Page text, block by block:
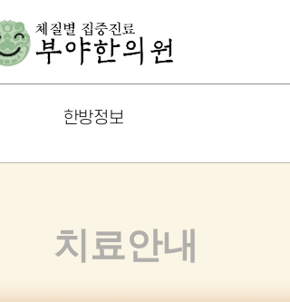
한방정보
부야칼럼
체질별 생활과 운동
치료안내